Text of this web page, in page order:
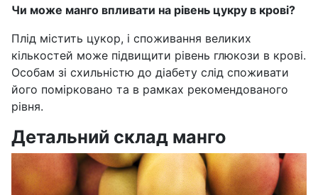
Чи може манго впливати на рівень цукру в крові?
Плід містить цукор, і споживання великих
кількостей може підвищити рівень глюкози в крові.
Особам зі схильністю до діабету слід споживати
його помірковано та в рамках рекомендованого
рівня.
Детальний склад манго